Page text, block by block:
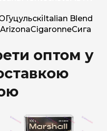
Гуцульскі Italian Blend
ArizonaCigaronneСига
оптом у